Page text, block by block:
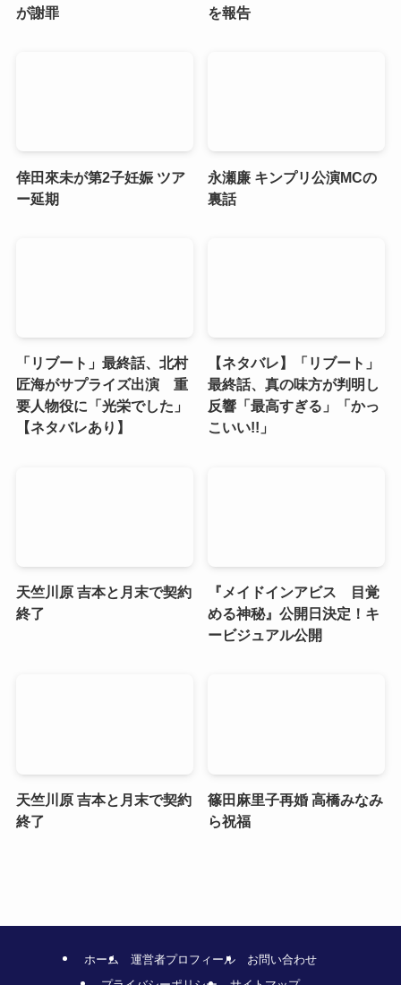
が謝罪
を報告
倖田來未が第2子妊娠 ツア
ー延期
永瀬廉 キンプリ公演MCの
裏話
「リブート」最終話、北村
匠海がサプライズ出演 重
要人物役に「光栄でした」
【ネタバレあり】
【ネタバレ】「リブート」
最終話、真の味方が判明し
反響「最高すぎる」「かっ
こいい!!」
天竺川原 吉本と月末で契約
終了
『メイドインアビス 目覚
める神秘』公開日決定！キ
ービジュアル公開
天竺川原 吉本と月末で契約
終了
篠田麻里子再婚 高橋みなみ
ら祝福
ホーム 運営者プロフィール
お問い合わせ